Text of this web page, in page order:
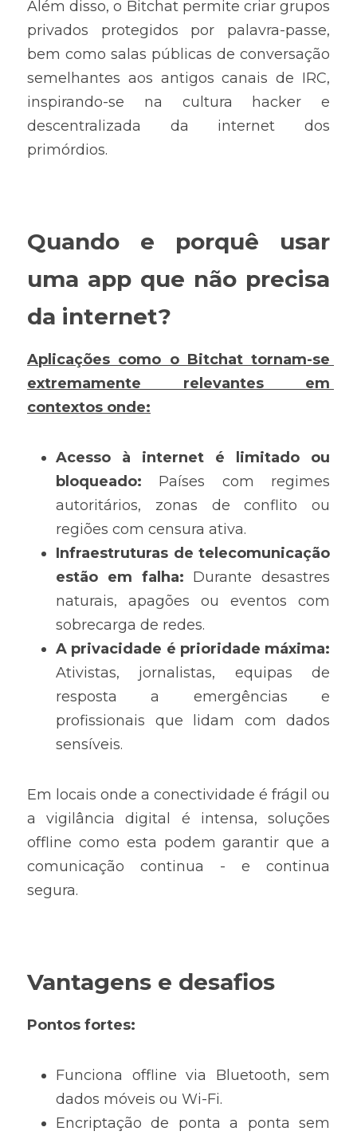
Além disso, o Bitchat permite criar grupos
privados protegidos por palavra-passe,
bem como salas públicas de conversação
semelhantes aos antigos canais de IRC,
inspirando-se na cultura hacker e
descentralizada da internet dos
primórdios.
Quando e porquê usar
uma app que não precisa
da internet?
Aplicações como o Bitchat tornam-se
extremamente relevantes em
contextos onde:
Acesso à internet é limitado ou
bloqueado: Países com regimes
autoritários, zonas de conflito ou
regiões com censura ativa.
Infraestruturas de telecomunicação
estão em falha: Durante desastres
naturais, apagões ou eventos com
sobrecarga de redes.
A privacidade é prioridade máxima:
Ativistas, jornalistas, equipas de
resposta a emergências e
profissionais que lidam com dados
sensíveis.
Em locais onde a conectividade é frágil ou
a vigilância digital é intensa, soluções
offline como esta podem garantir que a
comunicação continua - e continua
segura.
Vantagens e desafios
Pontos fortes:
Funciona offline via Bluetooth, sem
dados móveis ou Wi-Fi.
Encriptação de ponta a ponta sem